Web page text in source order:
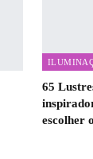
65
escolher